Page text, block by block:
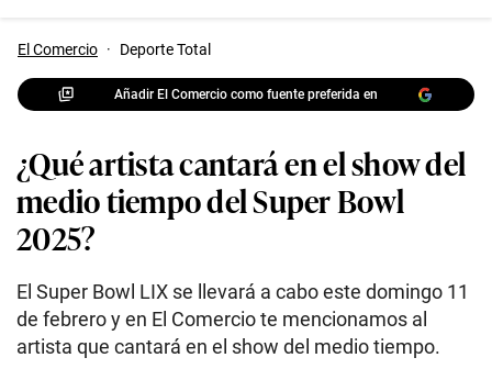
El Comercio · Deporte Total
Añadir El Comercio como fuente preferida en
¿Qué artista cantará en el show del
medio tiempo del Super Bowl
2025?
El Super Bowl LIX se llevará a cabo este domingo 11
de febrero y en El Comercio te mencionamos al
artista que cantará en el show del medio tiempo.